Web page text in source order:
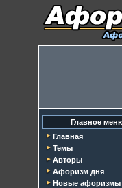
Главное
Главная
Темы
Авторы
Афоризм дня
Новые афоризмы